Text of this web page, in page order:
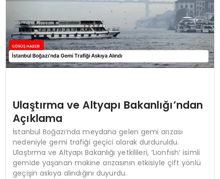
Ulaştırma ve Altyapı Bakanlığı’ndan
Açıklama
İstanbul Boğazı’nda meydana gelen gemi arızası
nedeniyle gemi trafiği geçici olarak durduruldu.
Ulaştırma ve Altyapı Bakanlığı yetkilileri, ‘Lıonfısh’ isimli
gemide yaşanan makine arızasının etkisiyle çift yönlü
geçişin askıya alındığını duyurdu.